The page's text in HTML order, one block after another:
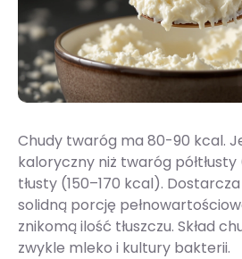
Chudy twaróg ma 80-90 kcal.
kaloryczny niż twaróg półtłusty
tłusty (150–170 kcal).
solidną porcję
znikomą ilość tłuszczu. Skład
zwykle mleko i kultury bakterii.